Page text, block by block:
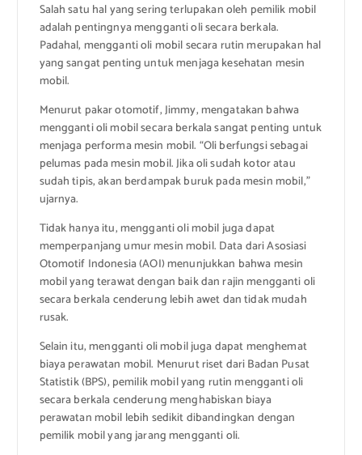
Salah satu hal yang sering terlupakan oleh pemilik mobil
adalah pentingnya mengganti oli secara berkala.
Padahal, mengganti oli mobil secara rutin merupakan hal
yang sangat penting untuk menjaga kesehatan mesin
mobil.
Menurut pakar otomotif, Jimmy, mengatakan bahwa
mengganti oli mobil secara berkala sangat penting untuk
menjaga performa mesin mobil. “Oli berfungsi sebagai
pelumas pada mesin mobil. Jika oli sudah kotor atau
sudah tipis, akan berdampak buruk pada mesin mobil,”
ujarnya.
Tidak hanya itu, mengganti oli mobil juga dapat
memperpanjang umur mesin mobil. Data dari Asosiasi
Otomotif Indonesia (AOI) menunjukkan bahwa mesin
mobil yang terawat dengan baik dan rajin mengganti oli
secara berkala cenderung lebih awet dan tidak mudah
rusak.
Selain itu, mengganti oli mobil juga dapat menghemat
biaya perawatan mobil. Menurut riset dari Badan Pusat
Statistik (BPS), pemilik mobil yang rutin mengganti oli
secara berkala cenderung menghabiskan biaya
perawatan mobil lebih sedikit dibandingkan dengan
pemilik mobil yang jarang mengganti oli.